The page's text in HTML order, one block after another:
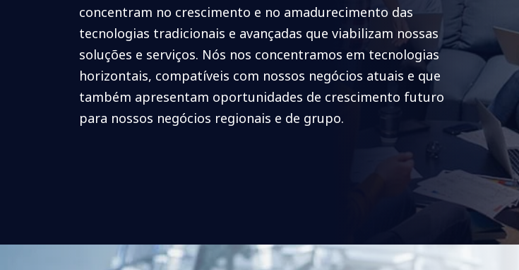
concentram no crescimento e no amadurecimento das
tecnologias tradicionais e avançadas que viabilizam nossas
soluções e serviços. Nós nos concentramos em tecnologias
horizontais, compatíveis com nossos negócios atuais e que
também apresentam oportunidades de crescimento futuro
para nossos negócios regionais e de grupo.